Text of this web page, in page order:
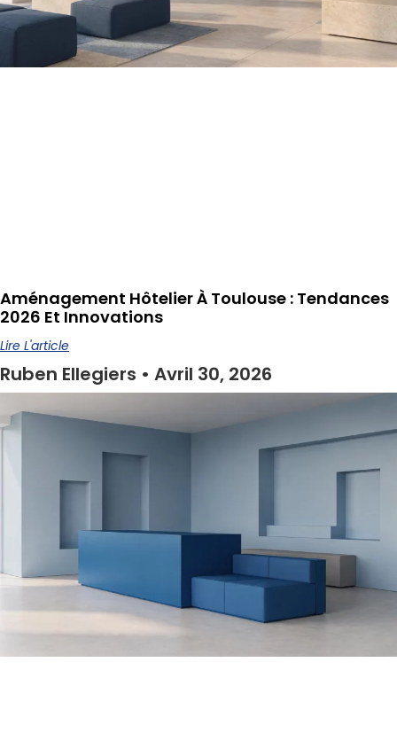
Aménagement Hôtelier À Toulouse : Tendances
2026 Et Innovations
Lire L'article
Ruben Ellegiers Avril 30, 2026